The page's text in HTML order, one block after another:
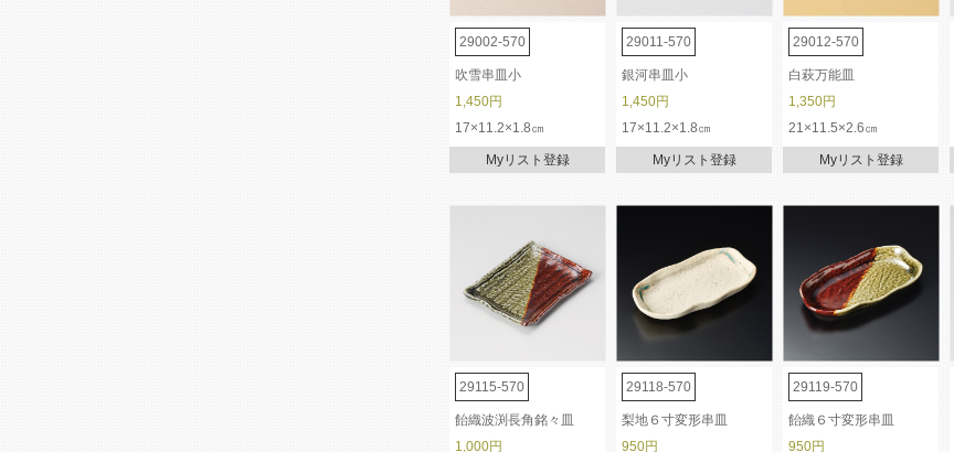
29002-570 29011-570 29012-570
吹雪串皿小 銀河串皿小 白萩万能皿
1,450円
1,450円 1,350円
17×11.2×1.8㎝
17×11.2×1.8㎝ 21×11.5×2.6㎝
Myリスト登録 Myリスト登録 Myリスト登録
29115-570 29118-570 29119-570
飴織波渕長角銘々皿 梨地６寸変形串皿 飴織６寸変形串皿
1,000円
950円 950円